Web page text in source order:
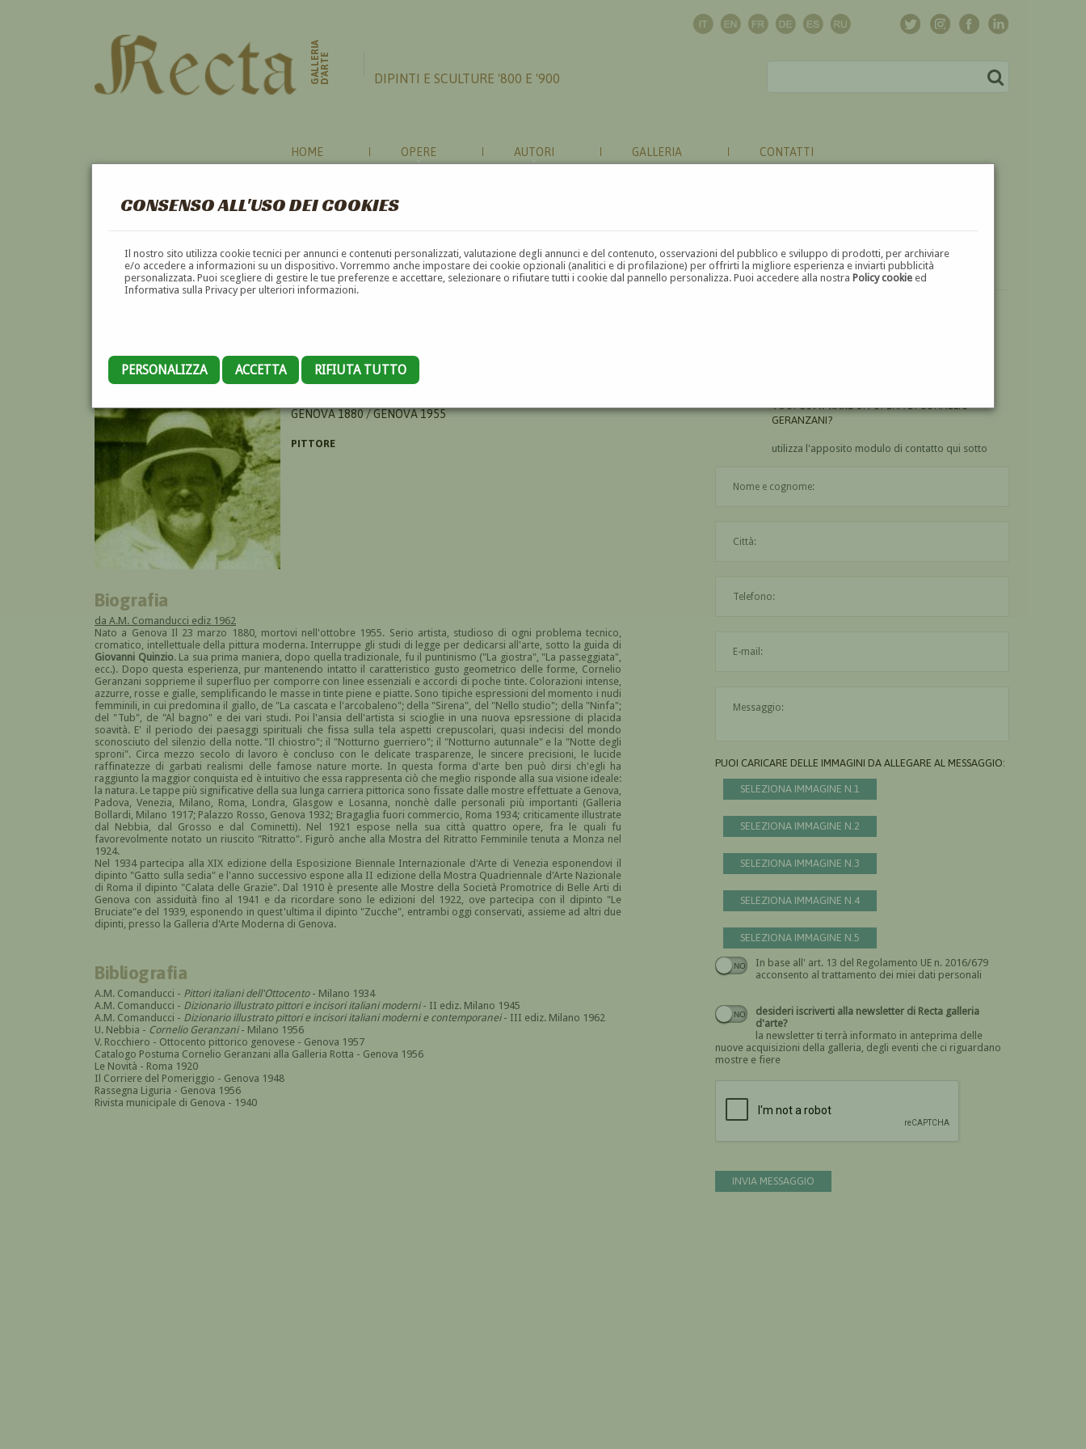
CONSENSO ALL'USO DEI COOKIES
Il nostro sito utilizza cookie tecnici per annunci e contenuti personalizzati, valutazione degli annunci e del contenuto, osservazioni del pubblico e sviluppo di prodotti, per archiviare
e/o accedere a informazioni su un dispositivo. Vorremmo anche impostare dei cookie opzionali (analitici e di profilazione) per offrirti la migliore esperienza e inviarti pubblicità
personalizzata. Puoi scegliere di gestire le tue preferenze e accettare, selezionare o rifiutare tutti i cookie dal pannello personalizza. Puoi accedere alla nostraPolicy cookie ed
Informativa sulla Privacy per ulteriori informazioni.
PERSONALIZZA ACCETTA RIFIUTA TUTTO
GALLERIAD'ARTE DIPINTI E SCULTURE '800 E '900
HOME OPERE AUTORI GALLERIA CONTATTI
CORNELIO GERANZANI
GENOVA 1880 / GENOVA 1955
PITTORE
Biografia
da A.M. Comanducci ediz 1962
Nato a Genova Il 23 marzo 1880, mortovi nell'ottobre 1955. Serio artista, studioso di ogni problema tecnico,
cromatico, intellettuale della pittura moderna. Interruppe gli studi di legge per dedicarsi all'arte, sotto la guida di
Giovanni Quinzio. La sua prima maniera, dopo quella tradizionale, fu il puntinismo ("La giostra", "La passeggiata",
ecc.). Dopo questa esperienza, pur mantenendo intatto il caratteristico gusto geometrico delle forme, Cornelio
Geranzani sopprieme il superfluo per comporre con linee essenziali e accordi di poche tinte. Colorazioni intense,
azzurre, rosse e gialle, semplificando le masse in tinte piene e piatte. Sono tipiche espressioni del momento i nudi
femminili, in cui predomina il giallo, de "La cascata e l'arcobaleno"; della "Sirena", del "Nello studio"; della "Ninfa";
del "Tub", de "Al bagno" e dei vari studi. Poi l'ansia dell'artista si scioglie in una nuova epsressione di placida
soavità. E' il periodo dei paesaggi spirituali che fissa sulla tela aspetti crepuscolari, quasi indecisi del mondo
sconosciuto del silenzio della notte. "Il chiostro"; il "Notturno guerriero"; il "Notturno autunnale" e la "Notte degli
sproni". Circa mezzo secolo di lavoro è concluso con le delicate trasparenze, le sincere precisioni, le lucide
raffinatezze di garbati realismi delle famose nature morte. In questa forma d'arte ben può dirsi ch'egli ha
raggiunto la maggior conquista ed è intuitivo che essa rappresenta ciò che meglio risponde alla sua visione ideale:
la natura. Le tappe più significative della sua lunga carriera pittorica sono fissate dalle mostre effettuate a Genova,
Padova, Venezia, Milano, Roma, Londra, Glasgow e Losanna, nonchè dalle personali più importanti (Galleria
Bollardi, Milano 1917; Palazzo Rosso, Genova 1932; Bragaglia fuori commercio, Roma 1934; criticamente illustrate
dal Nebbia, dal Grosso e dal Cominetti). Nel 1921 espose nella sua città quattro opere, fra le quali fu
favorevolmente notato un riuscito "Ritratto". Figurò anche alla Mostra del Ritratto Femminile tenuta a Monza nel
1924.
Nel 1934 partecipa alla XIX edizione della Esposizione Biennale Internazionale d'Arte di Venezia esponendovi il
dipinto "Gatto sulla sedia" e l'anno successivo espone alla II edizione della Mostra Quadriennale d'Arte Nazionale
di Roma il dipinto "Calata delle Grazie". Dal 1910 è presente alle Mostre della Società Promotrice di Belle Arti di
Genova con assiduità fino al 1941 e da ricordare sono le edizioni del 1922, ove partecipa con il dipinto "Le
Bruciate"e del 1939, esponendo in quest'ultima il dipinto "Zucche", entrambi oggi conservati, assieme ad altri due
dipinti, presso la Galleria d'Arte Moderna di Genova.
Bibliografia
A.M. Comanducci - Pittori italiani dell'Ottocento- Milano 1934
A.M. Comanducci - Dizionario illustrato pittori e incisori italiani moderni- II ediz. Milano 1945
A.M. Comanducci - Dizionario illustrato pittori e incisori italiani moderni e contemporanei- III ediz. Milano 1962
U. Nebbia - Cornelio Geranzani- Milano 1956
V. Rocchiero - Ottocento pittorico genovese - Genova 1957
Catalogo Postuma Cornelio Geranzani alla Galleria Rotta - Genova 1956
Le Novità - Roma 1920
Il Corriere del Pomeriggio - Genova 1948
Rassegna Liguria - Genova 1956
Rivista municipale di Genova - 1940
VUOICOMPRAREUN'OPERA DI CORNELIO
GERANZANI?
utilizza l'apposito modulo di contatto qui sotto
PUOI CARICARE DELLE IMMAGINI DA ALLEGARE AL MESSAGGIO:
SELEZIONA IMMAGINE N.1
SELEZIONA IMMAGINE N.2
SELEZIONA IMMAGINE N.3
SELEZIONA IMMAGINE N.4
SELEZIONA IMMAGINE N.5
In base all' art. 13 del Regolamento UE n. 2016/679
acconsento al trattamento dei miei dati personali
Devi dare il consenso
desideri iscriverti alla newsletter di Recta galleria
d'arte?
la newsletter ti terrà informato in anteprima delle
nuove acquisizioni della galleria, degli eventi che ci riguardano
mostre e fiere
INVIA MESSAGGIO